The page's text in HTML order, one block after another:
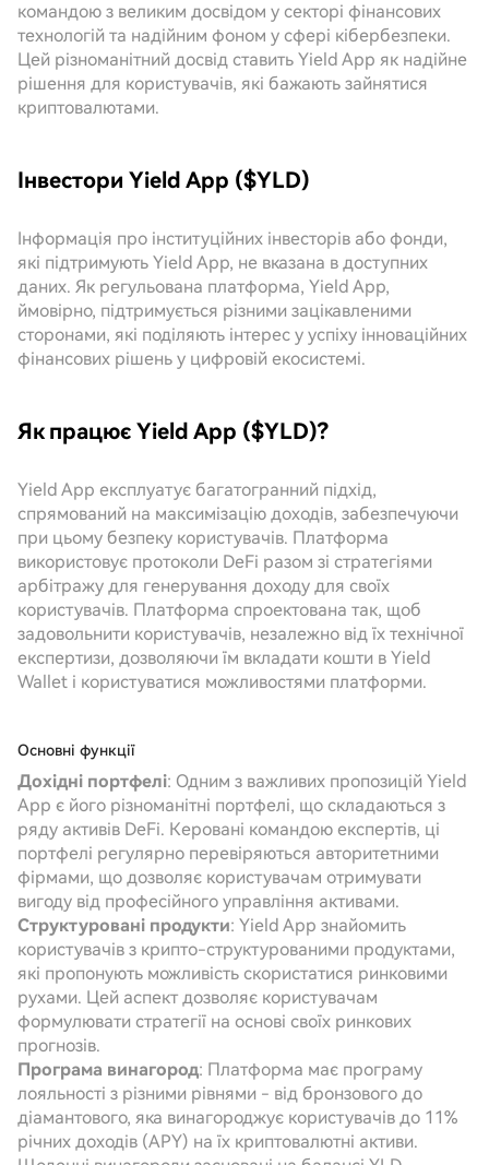
командою з великим досвідом у секторі фінансових
технологій та надійним фоном у сфері кібербезпеки.
Цей різноманітний досвід ставить Yield App як надійне
рішення для користувачів, які бажають зайнятися
криптовалютами.
Інвестори Yield App ($YLD)
Інформація про інституційних інвесторів або фонди,
які підтримують Yield App, не вказана в доступних
даних. Як регульована платформа, Yield App,
ймовірно, підтримується різними зацікавленими
сторонами, які поділяють інтерес у успіху інноваційних
фінансових рішень у цифровій екосистемі.
Як працює Yield App ($YLD)?
Yield App експлуатує багатогранний підхід,
спрямований на максимізацію доходів, забезпечуючи
при цьому безпеку користувачів. Платформа
використовує протоколи DeFi разом зі стратегіями
арбітражу для генерування доходу для своїх
користувачів. Платформа спроектована так, щоб
задовольнити користувачів, незалежно від їх технічної
експертизи, дозволяючи їм вкладати кошти в Yield
Wallet і користуватися можливостями платформи.
Основні функції
Дохідні портфелі: Одним з важливих пропозицій Yield
App є його різноманітні портфелі, що складаються з
ряду активів DeFi. Керовані командою експертів, ці
портфелі регулярно перевіряються авторитетними
фірмами, що дозволяє користувачам отримувати
вигоду від професійного управління активами.
Структуровані продукти: Yield App знайомить
користувачів з крипто-структурованими продуктами,
які пропонують можливість скористатися ринковими
рухами. Цей аспект дозволяє користувачам
формулювати стратегії на основі своїх ринкових
прогнозів.
Програма винагород: Платформа має програму
лояльності з різними рівнями - від бронзового до
діамантового, яка винагороджує користувачів до 11%
річних доходів (APY) на їх криптовалютні активи.